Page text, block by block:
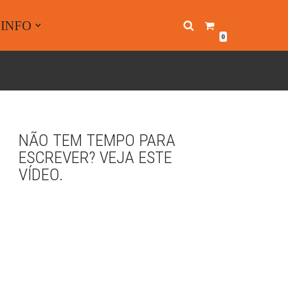
INFO
0
NÃO TEM TEMPO PARA
ESCREVER? VEJA ESTE
VÍDEO.